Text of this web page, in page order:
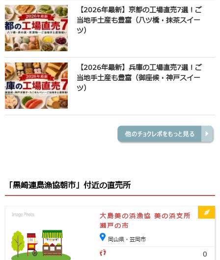
【2026年最新】京都の工場直売7選！ご
当地手土産も豊富（八ツ橋・抹茶スイー
ツ）
【2026年最新】兵庫の工場直売7選！ご
当地手土産も豊富（御座候・神戸スイー
ツ）
「黒崎連島漁協朝市」付近の直売所
大島美の浜漁協 美の浜支所
瀬戸の市
岡山県・笠岡市
0